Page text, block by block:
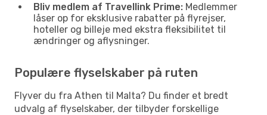
Bliv medlem af Travellink Prime: Medlemmer
låser op for eksklusive rabatter på flyrejser,
hoteller og billeje med ekstra fleksibilitet til
ændringer og aflysninger.
Populære flyselskaber på ruten
Flyver du fra Athen til Malta? Du finder et bredt
udvalg af flyselskaber, der tilbyder forskellige